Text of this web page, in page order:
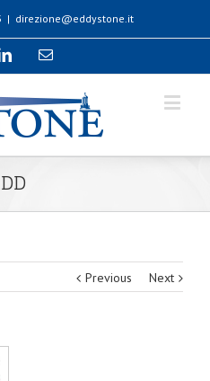
| direzione@eddystone.it
Previous Next